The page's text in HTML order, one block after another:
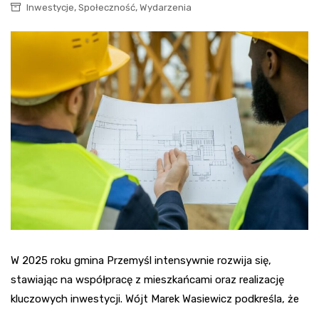
Inwestycje, Społeczność, Wydarzenia
W 2025 roku gmina Przemyśl intensywnie rozwija się,
stawiając na współpracę z mieszkańcami oraz realizację
kluczowych inwestycji. Wójt Marek Wasiewicz podkreśla, że